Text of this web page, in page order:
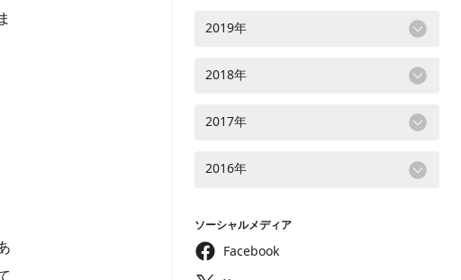
2019年
2018年
2017年
2016年
ソーシャルメディア
Facebook